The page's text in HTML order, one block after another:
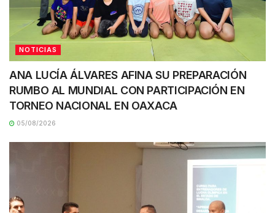
NOTICIAS
ANA LUCÍA ÁLVARES AFINA SU PREPARACIÓN
RUMBO AL MUNDIAL CON PARTICIPACIÓN EN
TORNEO NACIONAL EN OAXACA
05/08/2026